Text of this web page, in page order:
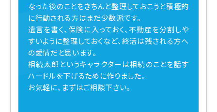
なった後のことをきちんと整理しておこうと積極的
に行動される方はまだ少数派です。
遺言を書く、保険に入っておく、不動産を分割しや
すいように整理しておくなど、終活は残される方へ
の愛情だと思います。
相続太郎というキャラクターは相続のことを話す
ハードルを下げるために作りました。
お気軽に、まずはご相談下さい。